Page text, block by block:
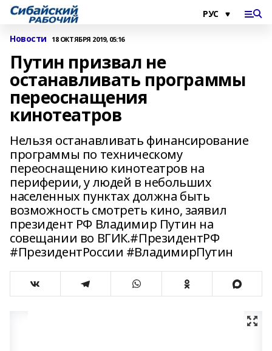
Новости 18 ОКТЯБРЯ 2019, 05:16
Путин призвал не
останавливать программы
переоснащения
кинотеатров
Нельзя останавливать финансирование
программы по техническому
переоснащению кинотеатров на
периферии, у людей в небольших
населенных пунктах должна быть
возможность смотреть кино, заявил
президент РФ Владимир Путин на
совещании во ВГИК.#ПрезидентРФ
#ПрезидентРоссии #ВладимирПутин